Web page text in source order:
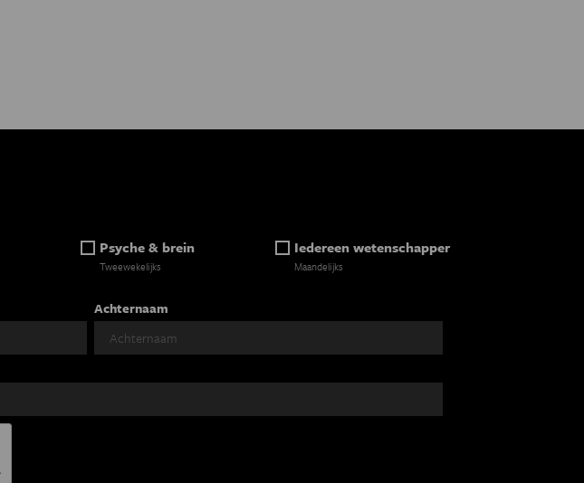
Psyche & brein
Tweewekelijks
Iedereen wetenschapper
Maandelijks
Achternaam